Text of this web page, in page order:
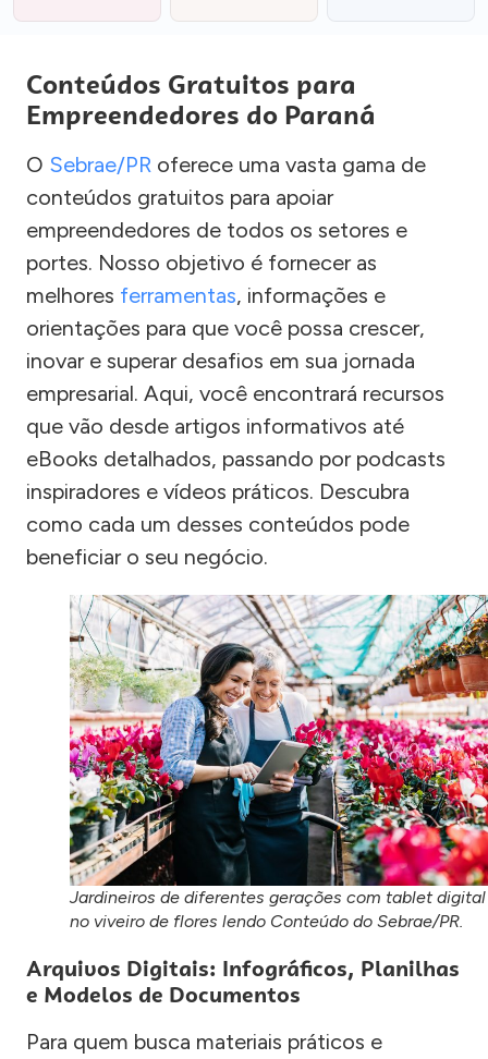
Conteúdos Gratuitos para
Empreendedores do Paraná
O Sebrae/PR oferece uma vasta gama de
conteúdos gratuitos para apoiar
empreendedores de todos os setores e
portes. Nosso objetivo é fornecer as
melhores ferramentas, informações e
orientações para que você possa crescer,
inovar e superar desafios em sua jornada
empresarial. Aqui, você encontrará recursos
que vão desde artigos informativos até
eBooks detalhados, passando por podcasts
inspiradores e vídeos práticos. Descubra
como cada um desses conteúdos pode
beneficiar o seu negócio.
Jardineiros de diferentes gerações com tablet digital
no viveiro de flores lendo Conteúdo do Sebrae/PR.
Arquivos Digitais: Infográficos, Planilhas
e Modelos de Documentos
Para quem busca materiais práticos e